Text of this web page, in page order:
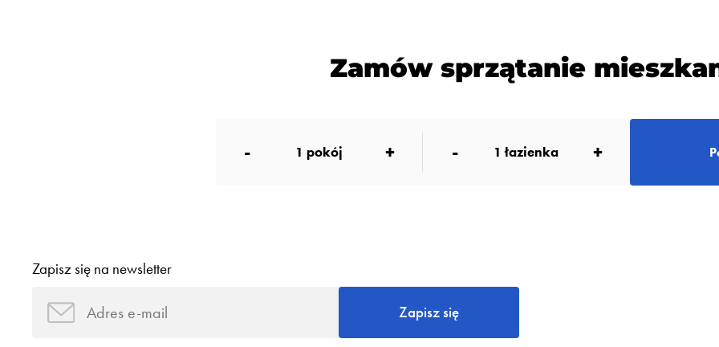
Zamów sprzątanie
- 1 pokój + - 1 łazienka +
Zapisz się na newsletter
Zapisz się